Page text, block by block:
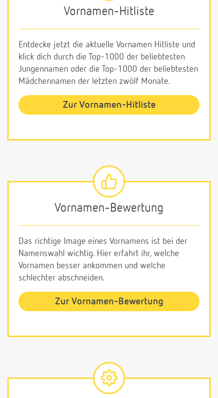
Vornamen-Hitliste
Entdecke jetzt die aktuelle Vornamen Hitliste und
klick dich durch die Top-1000 der beliebtesten
Jungennamen oder die Top-1000 der beliebtesten
Mädchennamen der letzten zwölf Monate.
Zur Vornamen-Hitliste
Vornamen-Bewertung
Das richtige Image eines Vornamens ist bei der
Namenswahl wichtig. Hier erfahrt ihr, welche
Vornamen besser ankommen und welche
schlechter abschneiden.
Zur Vornamen-Bewertung